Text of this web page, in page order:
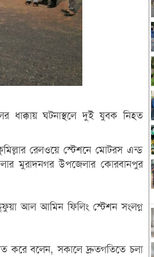
ধাক্কায় ঘটনাস্থলে দুই যুবক নিহত
রেলওয়ে স্টেশনে মোটরস এন্ড
মুরাদনগর উপজেলার কোরবানপুর
আল আমিন ফিলিং স্টেশন সংলগ্ন
করে বলেন, সকালে দ্রুতগতিতে চলা